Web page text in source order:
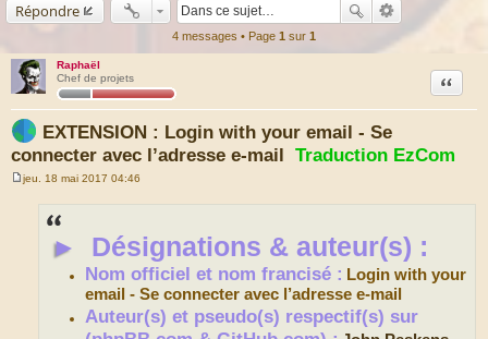
Répondre
4 messages • Page 1 sur 1
Raphaël
Chef de projets
EXTENSION : Login with your email - Se
connecter avec l’adresse e-mail Traduction EzCom
Citation
M
jeu. 18 mai 2017 04:46
► Désignations & auteur(s) :
Nom officiel et nom francisé : Login with your
email - Se connecter avec l’adresse e-mail
Auteur(s) et pseudo(s) respectif(s) sur